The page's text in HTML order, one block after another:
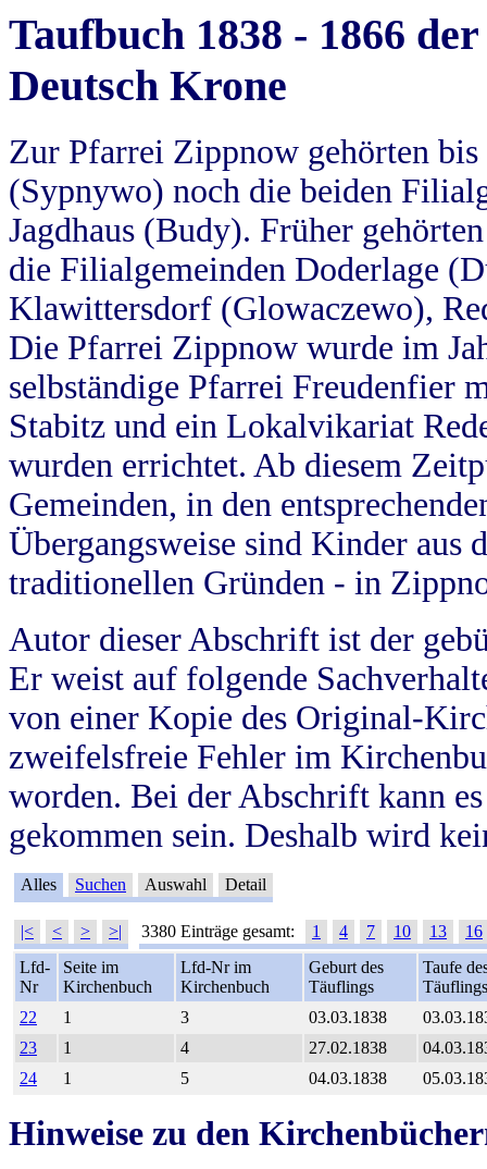
Taufbuch 1838 - 1866
Deutsch Krone
Zur Pfarrei Zippnow gehörten
(Sypnywo) noch die beiden
Jagdhaus (Budy). Früher
die Filialgemeinden Doderlage
Klawittersdorf (Glowaczewo),
Die Pfarrei Zippnow wurde im
selbständige Pfarrei Freudenfier
Stabitz und ein Lokalvikariat
wurden errichtet. Ab diesem
Gemeinden, in den
Übergangsweise sind Kinder aus
traditionellen Gründen - in
Autor dieser Abschrift ist der
Er weist auf folgende
von einer Kopie des Original-
zweifelsfreie Fehler im
worden. Bei der Abschrift kann
gekommen sein. Deshalb wird
Alles Suchen Auswahl Detail
|< < > >| 3380 Einträge gesamt: 1 4 7 10 13
16
Lfd-
Nr
Seite im
Kirchenbuch
Lfd-Nr im
Kirchenbuch
Geburt des
Täuflings
Taufe
Täuflings
22
1 3 03.03.1838
23
1 4 27.02.1838
24
1 5 04.03.1838
Hinweise zu den